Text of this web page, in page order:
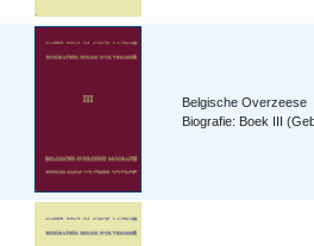
Belgische Overzeese
Biografie: Boek III